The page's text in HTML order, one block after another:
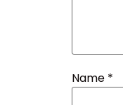
Name *